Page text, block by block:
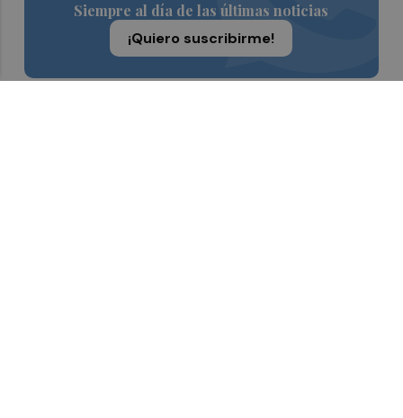
Siempre al día de las últimas noticias
¡Quiero suscribirme!